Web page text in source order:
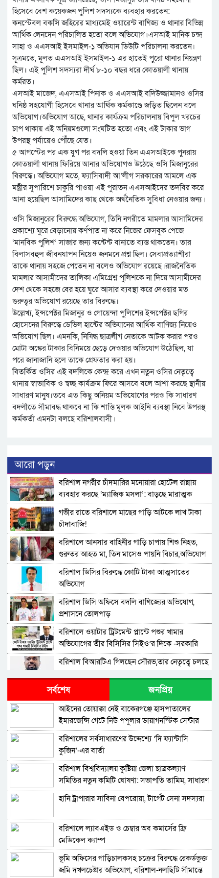
হিসেবে বেশ কয়েকজন পুলিশ সদস্যকে ব্যবহার করতেন:
কনস্টেবল বকসি জহিরের মাধ্যমেই ওয়ারেন্ট বাণিজ্য ও থানার বিভিন্ন
আর্থিক লেনদেন পরিচালিত হতো বলে অভিযোগ।এসআই মানিক চন্দ্র
সাহা ও এএসআই ইসমাইল-১ অভিযান ডিউটি পরিচালনা করতেন।
সূত্রমতে, মূলত এএসআই ইসমাইল-১ এর হাতেই পুরো থানার নিয়ন্ত্রণ
ছিল। এই পুলিশ সদস্যরা দীর্ঘ ৮-১০ বছর ধরে কোতয়ালী থানায়
কর্মরত।
এসআই মাজেদ, এএসআই পিনাক ও এএসআই বদিউজ্জামানও ওসির
ঘনিষ্ঠ সহযোগী হিসেবে থানার আর্থিক কর্মকাণ্ডে জড়িত ছিলেন বলে
অভিযোগ।অভিযোগ আছে, থানার কার্যক্রম পরিচালনায় বিপুল খরচের
চাপ থাকায় এই অনিয়মগুলো সংঘটিত হতো এবং এই টাকার ভাগ
উপরস্থ পর্যায়েও পৌঁছে যেত।
৫ আগস্টের পর এক যুগ পর বদলি হওয়া তিন এএসআইকে পুনরায়
কোতয়ালী থানায় ফিরিয়ে আনার অভিযোগও উঠেছে ওসি মিজানুরের
বিরুদ্ধে। অভিযোগ মতে, ফ্যাসিবাদী আ’লীগ সরকারের আমলে এক
মন্ত্রীর সুপারিশে চাকুরি পাওয়া এই পুরাতন এএসআইদের তদবির করে
আনা হয়েছিল আসামিদের কাছ থেকে অর্থনৈতিক সুবিধা নেওয়ার জন্য।
ওসি মিজানুরের বিরুদ্ধে অভিযোগ, তিনি নগরীতে মামলার আসামিদের
প্রকাশ্যে ঘুরে বেড়ানোয় কর্ণপাত না করে নিজের ফেসবুক পেজে
‘মানবিক পুলিশ’ সাজার জন্য কন্টেন্ট বানাতে ব্যস্ত থাকতেন। তার
বিলাসবহুল জীবনযাপন নিয়েও জনমনে প্রশ্ন ছিল। সেবাপ্রত্যাশীরা
তাকে থানায় সহজে পেতেন না বলেও অভিযোগ রয়েছে।রাজনৈতিক
মামলার আসামীদের তালিকা এমিগ্রেশ্ন পুলিশকে না দিয়ে আসামীদের
দেশ থেকে সহজে বের হয়ে ঘুরে আসার ব্যবস্থা করে দেওয়ার মত
গুরুত্বর অভিযোগ রয়েছে তার বিরুদ্ধে।
উল্লেখ্য, ইন্সপেক্টর মিজানুর ও গোয়েন্দা পুলিশের ইন্সপেক্টর ছগির
হোসেনের বিরুদ্ধে ডেভিল হান্টের অভিযানের আর্থিক বাণিজ্য নিয়েও
অভিযোগ ছিল। এমনকি, নিষিদ্ধ ছাত্রলীগ নেতাকে আটক করার পরও
মোটা অঙ্কের টাকার বিনিময়ে ছেড়ে দেওয়ার অভিযোগ উঠেছিল, যা
পরে জানাজানি হলে তাকে গ্রেফতার করা হয়।
বিতর্কিত ওসির এই বদলিকে কেন্দ্র করে এখন নতুন ওসির নেতৃত্বে
থানায় স্বাভাবিক ও স্বচ্ছ কার্যক্রম ফিরে আসবে বলে আশা করছে স্থানীয়
সাধারণ মানুষ।তবে এত কিছু অনিয়ম অভিযোগের পরও কি সাধারণ
বদলীতে সীমাবদ্ধ থাকবে না কি শাস্তি মূলক আইনি ব্যবস্থা নিবে উপরস্থ
কর্মকর্তা এমনটা বলছে বরিশালবাসী।
আরো পড়ুন
বরিশাল নগরীর চাঁদমারির মনোয়ারা হোটেল রান্নায়
ব্যবহার করছে ‘ম্যাজিক মসলা’: বাড়ছে মারাত্মক
স্বাস্থ্যঝুঁকি!
গভীর রাতে বরিশালে মাছের গাড়ি আটকে লাখ টাকা
চাঁদাবাজি!
বরিশালে আনসার বাহিনীর গাড়ি চাপায় শিশু নিহত,
গুরুতর আহত মা, তিন মাসেও পায়নি বিচার,অভিযোগ
পরিবারের
বরিশাল ডিসির বিরুদ্ধে কোটি টাকা আত্মসাতের
অভিযোগ
বরিশাল ডিসি অফিসে বদলি বাণিজ্যের অভিযোগ,
প্রশাসনে তোলপাড়
বরিশালে ওয়াটার ট্রিটমেন্ট প্লান্টে পশুর খামার
অভিযোগের তীর বিসিসির সিইও’র দিকে -সরকারি
প্রকল্পের জমি দখল ॥ কর্মচারী দিয়ে পশু পালন ॥
স্বাস্থ্যঝুঁকি, পরিবেশদূষণ ও আইনি প্রশ্নে উদ্বেগ
বরিশাল বিআরটিএ গিলছেন সৌরভ,তার নেতৃত্বে চলছে
বরিশালে লীগের সঙ্গে আঁতাত করা সেই নেতারা ফের
বিএনপিতে
অসদাচরণের দায়ে শাস্তি পেলেন বরিশাল সিটি
কর্পোরেশনের আঞ্চলিক কর্মকর্তা, দুই বছর বেতন
বাড়বে না
দুদকের তলবের পরও বহাল তবিয়তে ঝালকাঠির
শিক্ষা প্রকৌশল অধিদপ্তরের সহকারী প্রকৌশলী
খাইরুল ইসলাম
বরিশালে ওয়ার্ড সচিবের কাউন্সিলর হওয়ার খায়েশ,
এত সম্পদের উৎস কী?
প্রকৌশলীকে হুমকি
থামছে না বরিশাল শিক্ষা প্রকৌশল অধিদপ্তরের
বিরামহীন অনিয়ম ও দুর্নীতি
ঠিকাদারের বিল আমুর পালিত পুত্র বরিশাল গণপূর্তের
সর্বশেষ জনপ্রিয়
​আইনের তোয়াক্কা নেই বাকেরগঞ্জে হাসপাতালের
ইমারজেন্সি গেটে নিউ পপুলার ডায়াগনস্টিক সেন্টার
বরিশালের সর্বসাধারণের উদ্দেশ্যে ‘দি ফ্যান্টাসি
কুজিন’-এর বার্তা
বরিশাল বিশ্ববিদ্যালয় কুষ্টিয়া জেলা ছাত্রকল্যাণ
সমিতির নতুন কমিটি ঘোষণা: সভাপতি তামিম, সাধারণ
সম্পাদক রিহাম
হানি ট্রাপারার সাবিনা বেপরোয়া, টার্গেট সেনা সদস্যরা
বরিশালে ল্যাবএইড ও চেম্বার অব কমার্সের ফ্রি
মেডিকেল ক্যাম্প
‎ভূমি অফিসের গাড়িচালকসহ চক্রের বিরুদ্ধে রেকর্ডভুক্ত
জমি দখলচেষ্টার অভিযোগ, বরিশাল-নলছিটি সীমান্তে